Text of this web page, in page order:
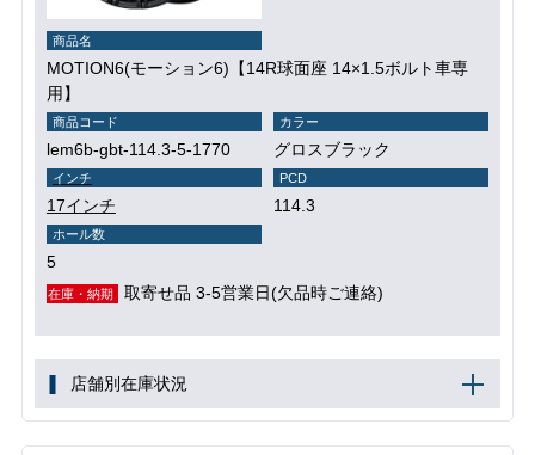
商品名
MOTION6(モーション6)【14R球面座 14×1.5ボルト車専
用】
商品コード
lem6b-gbt-114.3-5-1770
カラー
グロスブラック
インチ
17インチ
PCD
114.3
ホール数
5
在庫・納期 取寄せ品 3-5営業日(欠品時ご連絡)
店舗別在庫状況